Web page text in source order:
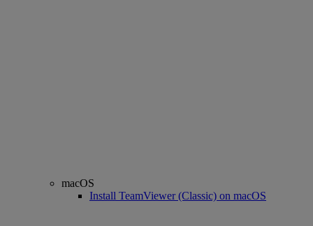
macOS
Install TeamViewer (Classic) on macOS